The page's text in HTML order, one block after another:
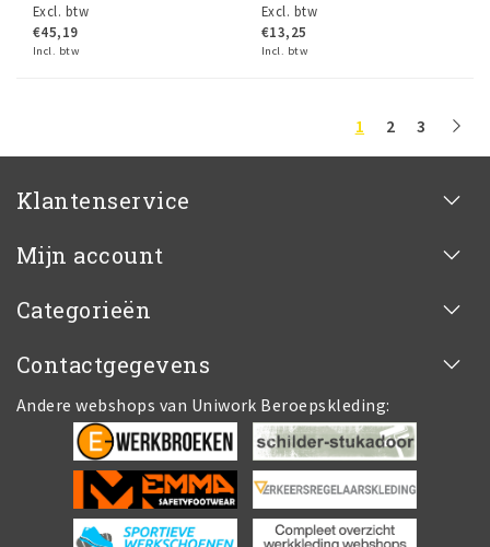
Excl. btw
€45,19
Incl. btw
Excl. btw
€13,25
Incl. btw
1 2 3
Klantenservice
Mijn account
Categorieën
Contactgegevens
Andere webshops van Uniwork Beroepskleding: